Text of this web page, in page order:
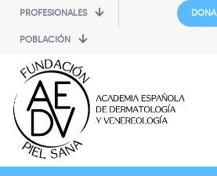
PROFESIONALES
POBLACIÓN
DONA